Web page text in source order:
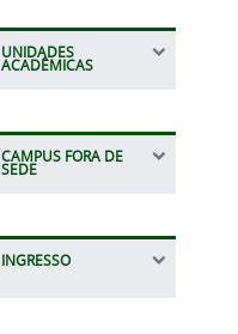
UNIDADES
ACADÊMICAS
CAMPUS FORA DE
SEDE
INGRESSO